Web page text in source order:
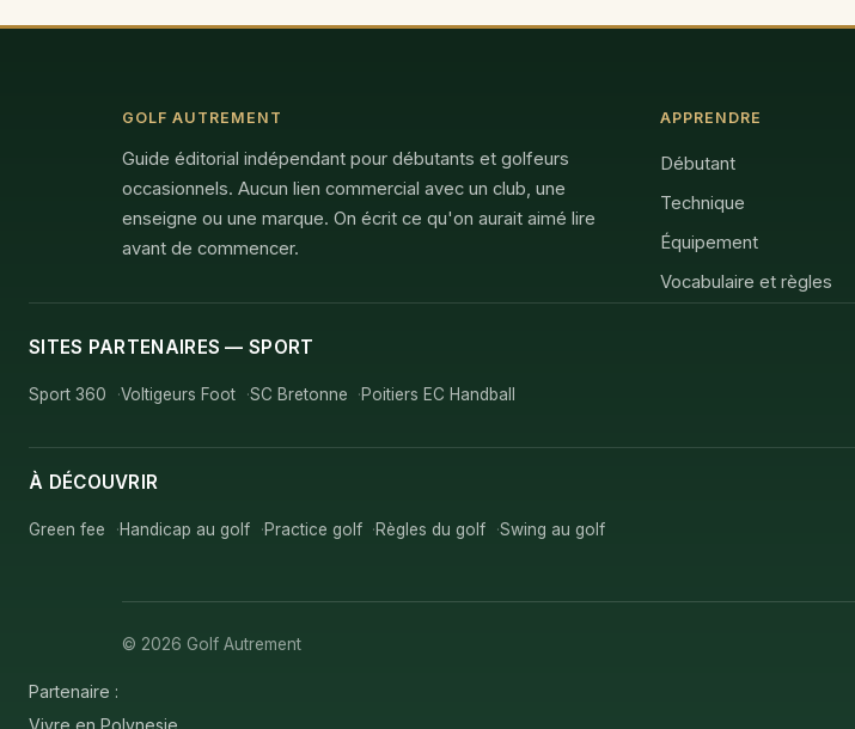
GOLF AUTREMENT
Guide éditorial indépendant pour débutants et golfeurs
occasionnels. Aucun lien commercial avec un club, une
enseigne ou une marque. On écrit ce qu'on aurait aimé lire
avant de commencer.
APPRENDRE
Débutant
Technique
Équipement
Vocabulaire et règles
SITES PARTENAIRES — SPORT
Sport 360 Voltigeurs Foot SC Bretonne Poitiers EC Handball
À DÉCOUVRIR
Green fee Handicap au golf Practice golf Règles du golf Swing au golf
© 2026 Golf Autrement
Partenaire :
Vivre en Polynesie